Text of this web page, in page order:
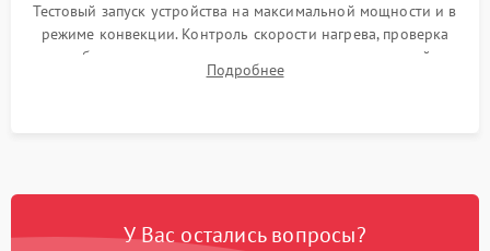
Тестовый запуск устройства на максимальной мощности и в
режиме конвекции. Контроль скорости нагрева, проверка
срабатывания термостата при достижении заданной
температуры и тест на отсутствие утечек тока.
Подробнее
У Вас остались вопросы?